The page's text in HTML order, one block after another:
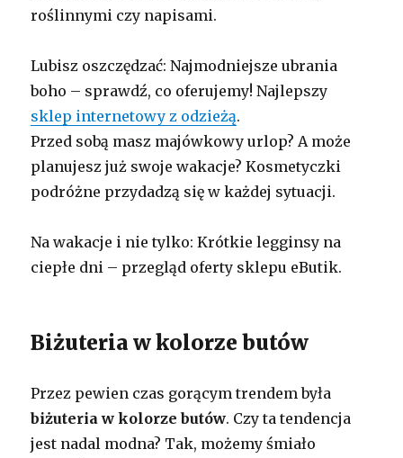
roślinnymi czy napisami.
Lubisz oszczędzać: Najmodniejsze ubrania
boho – sprawdź, co oferujemy! Najlepszy
sklep internetowy z odzieżą.
Przed sobą masz majówkowy urlop? A może
planujesz już swoje wakacje? Kosmetyczki
podróżne przydadzą się w każdej sytuacji.
Na wakacje i nie tylko: Krótkie legginsy na
ciepłe dni – przegląd oferty sklepu eButik.
Biżuteria w kolorze butów
Przez pewien czas gorącym trendem była
biżuteria w kolorze butów. Czy ta tendencja
jest nadal modna? Tak, możemy śmiało